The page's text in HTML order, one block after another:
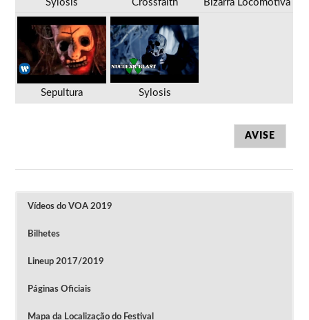
Sylosis Crossfaith Bizarra Locomotiva
Sepultura Sylosis
AVISE
Vídeos do VOA 2019
Bilhetes
Lineup 2017/2019
Páginas Oficiais
Mapa da Localização do Festival